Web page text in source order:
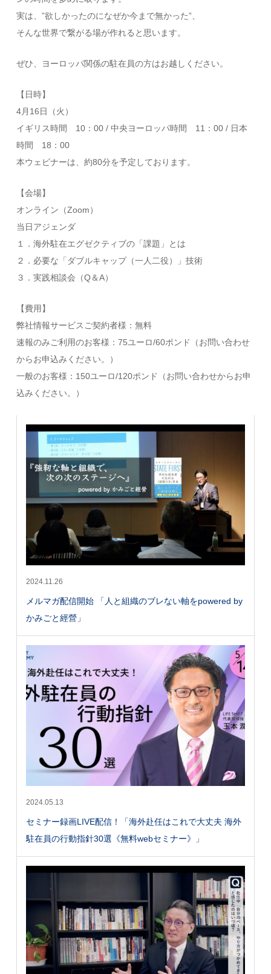
実は、”欲しかったのになぜか今まで無かった”、
そんな世界で繋がる場が作れると思います。
ぜひ、ヨーロッパ関係の駐在員の方はお越しください。
【日時】
4月16日（火）
イギリス時間 10：00 / 中央ヨーロッパ時間 11：00 / 日本
時間 18：00
本ウェビナーは、約80分を予定しております。
【会場】
オンライン（Zoom）
当日アジェンダ
１．海外駐在エグゼクティブの「課題」とは
２．必要な「ダブルキャップ（一人二役）」技術
３．実践相談会（Q＆A）
【費用】
弊社情報サービスご契約者様：無料
速報のみご利用のお客様：75ユーロ/60ポンド（お問い合わせ
からお申込みください。）
一般のお客様：150ユーロ/120ポンド（お問い合わせからお申
込みください。）
2024.11.26
メルマガ配信開始 「人と組織のブレない軸をpowered by
かみごと經營」
2024.05.13
セミナー録画LIVE配信！「海外赴任はこれで大丈夫 海外
駐在員の行動指針30選《無料webセミナー》」